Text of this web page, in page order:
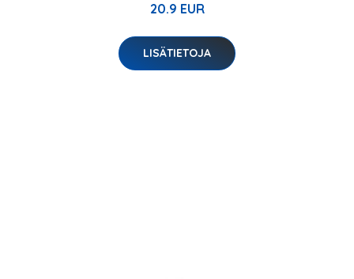
20.9 EUR
LISÄTIETOJA